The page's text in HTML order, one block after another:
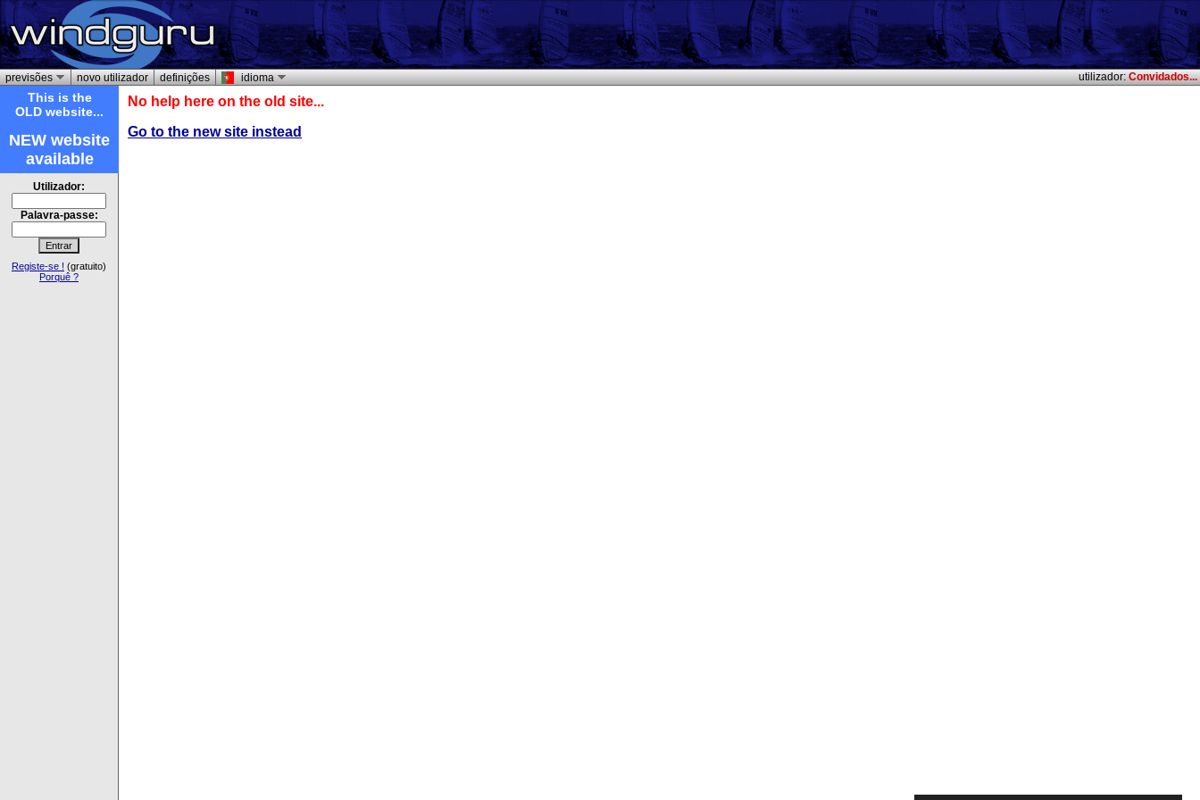
previsões novo utilizador definições idioma utilizador:Convidados...
This is the
OLD website...
NEW website
available
Utilizador:
Palavra-passe:
Registe-se ! (gratuito)
Porquê ?
No help here on the old site...
Go to the new site instead